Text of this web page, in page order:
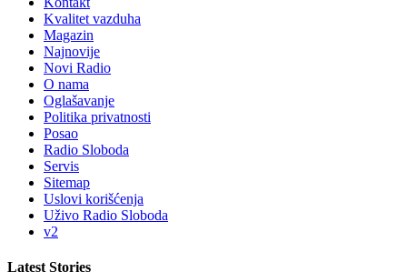
Kvalitet vazduha
Magazin
Najnovije
Novi Radio
O nama
Oglašavanje
Politika privatnosti
Posao
Radio Sloboda
Servis
Sitemap
Uslovi korišćenja
Uživo Radio Sloboda
v2
Latest Stories